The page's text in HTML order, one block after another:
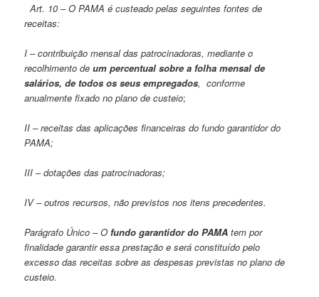
Art. 10 – O PAMA é custeado pelas seguintes fontes de
receitas:
I – contribuição mensal das patrocinadoras, mediante o
recolhimento deum percentual sobre a folha mensal de
salários, de todos os seus empregados, conforme
anualmente fixado no plano de custeio;
II – receitas das aplicações financeiras do fundo garantidor do
PAMA;
III – dotações das patrocinadoras;
IV – outros recursos, não previstos nos itens precedentes.
Parágrafo Único – Ofundo garantidor do PAMA tem por
finalidade garantir essa prestação e será constituído pelo
excesso das receitas sobre as despesas previstas no plano de
custeio.